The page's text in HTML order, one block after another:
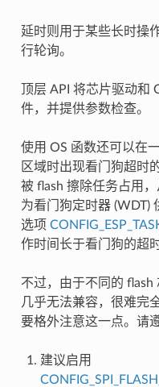
延时则用于某些长时操
行轮询。
顶层 API 将芯片驱动和
件，并提供参数检查。
使用 OS 函数还可以在
区域时出现看门狗超时
被 flash 擦除任务占用
为看门狗定时器 (WDT)
选项
作时间长于看门狗的超
不过，由于不同的 flash
几乎无法兼容，很难完
要格外注意这一点。请
建议启用